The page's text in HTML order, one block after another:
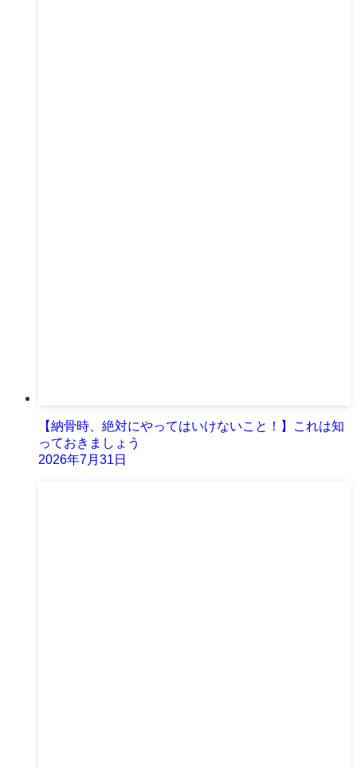
【納骨時、絶対にやってはいけないこと！】これは知
っておきましょう
2026年7月31日